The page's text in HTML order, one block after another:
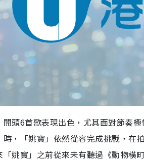
開頭6首歌表現出色，尤其面對節奏
時，「姚寶」依然從容完成挑戰，
「姚寶」之前從來未有聽過《動物橫